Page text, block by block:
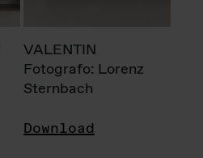
VALENTIN
Fotografo: Lorenz
Sternbach
Download